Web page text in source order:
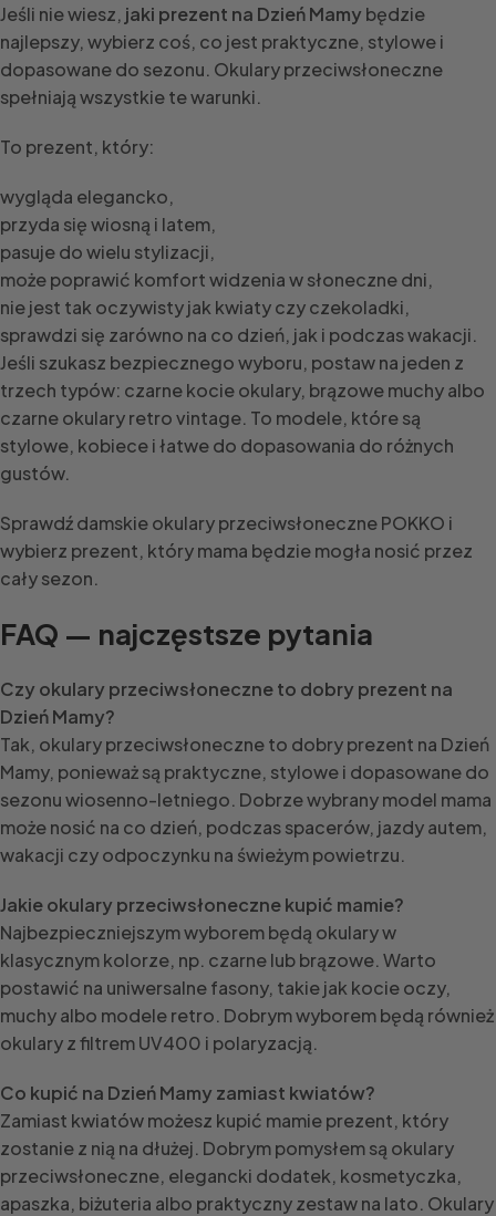
Jeśli nie wiesz, jaki prezent na Dzień Mamy będzie
najlepszy, wybierz coś, co jest praktyczne, stylowe i
dopasowane do sezonu. Okulary przeciwsłoneczne
spełniają wszystkie te warunki.
To prezent, który:
wygląda elegancko,
przyda się wiosną i latem,
pasuje do wielu stylizacji,
może poprawić komfort widzenia w słoneczne dni,
nie jest tak oczywisty jak kwiaty czy czekoladki,
sprawdzi się zarówno na co dzień, jak i podczas wakacji.
Jeśli szukasz bezpiecznego wyboru, postaw na jeden z
trzech typów: czarne kocie okulary, brązowe muchy albo
czarne okulary retro vintage. To modele, które są
stylowe, kobiece i łatwe do dopasowania do różnych
gustów.
Sprawdź damskie okulary przeciwsłoneczne POKKO i
wybierz prezent, który mama będzie mogła nosić przez
cały sezon.
FAQ — najczęstsze pytania
Czy okulary przeciwsłoneczne to dobry prezent na
Dzień Mamy?
Tak, okulary przeciwsłoneczne to dobry prezent na Dzień
Mamy, ponieważ są praktyczne, stylowe i dopasowane do
sezonu wiosenno-letniego. Dobrze wybrany model mama
może nosić na co dzień, podczas spacerów, jazdy autem,
wakacji czy odpoczynku na świeżym powietrzu.
Jakie okulary przeciwsłoneczne kupić mamie?
Najbezpieczniejszym wyborem będą okulary w
klasycznym kolorze, np. czarne lub brązowe. Warto
postawić na uniwersalne fasony, takie jak kocie oczy,
muchy albo modele retro. Dobrym wyborem będą również
okulary z filtrem UV400 i polaryzacją.
Co kupić na Dzień Mamy zamiast kwiatów?
Zamiast kwiatów możesz kupić mamie prezent, który
zostanie z nią na dłużej. Dobrym pomysłem są okulary
przeciwsłoneczne, elegancki dodatek, kosmetyczka,
apaszka, biżuteria albo praktyczny zestaw na lato. Okulary